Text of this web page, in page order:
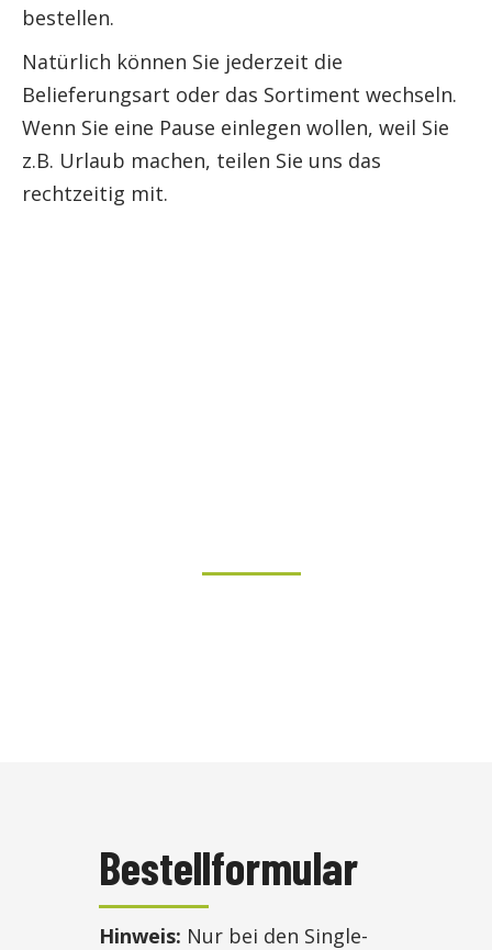
bestellen.
Natürlich können Sie jederzeit die
Belieferungsart oder das Sortiment wechseln.
Wenn Sie eine Pause einlegen wollen, weil Sie
z.B. Urlaub machen, teilen Sie uns das
rechtzeitig mit.
Bestellformular
Hinweis: Nur bei den Single-